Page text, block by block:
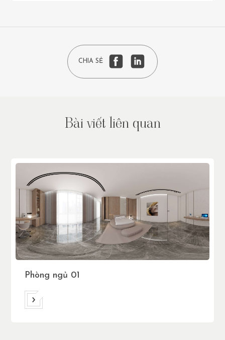
CHIA SẺ
Bàiviết liên quan
Phòng ngủ 01